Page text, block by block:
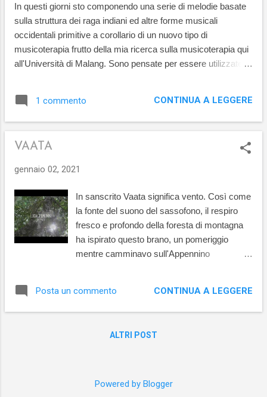
Grillini: double bass Alessandro Dalla: drums ...
In questi giorni sto componendo una serie di melodie basate
sulla struttura dei raga indiani ed altre forme musicali
occidentali primitive a corollario di un nuovo tipo di
musicoterapia frutto della mia ricerca sulla musicoterapia qui
all'Università di Malang. Sono pensate per essere utilizzate
improvvisare con Chozin, un bravo compositore locale, su
alcune scale tradizionali. Sono convinto che questa nuova
parte dei disturbi psicologici più comuni, come ansia e
depressione, che stanno aumentando sensibilmente a causa
rimedio efficiente per aiutare le persone a superare questo
momento difficile.
1 commento CONTINUA A LEGGERE
VAATA
gennaio 02, 2021
In sanscrito Vaata significa vento. Così come
la fonte del suono del sassofono, il respiro
fresco e profondo della foresta di montagna
ha ispirato questo brano, un pomeriggio
mentre camminavo sull'Appennino
traccia che dà il titolo all'album è incastonata
all’interno di ritmi ariosi e contiene elegante
Cremonini. E’ possibile ascoltare ed
Stefano Palleni
Posta un commento CONTINUA A LEGGERE
ALTRI POST
Powered by Blogger